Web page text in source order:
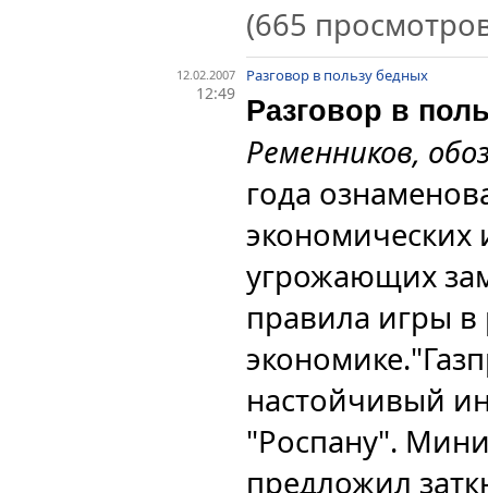
(665
12.02.2007
12:49
Разговор в пользу бедных
Разговор в
Ременников,
года
экономических
угрожающих
правила игры в
экономике.
настойчивый
"Роспану".
предложил